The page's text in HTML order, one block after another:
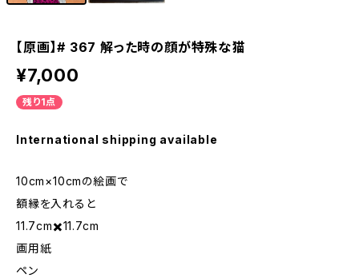
【原画】# 367 解った時の顔が特殊な猫
¥7,000
残り1点
International shipping available
10cm×10cmの絵画で
額縁を入れると
11.7cm✖️11.7cm
画用紙
ペン